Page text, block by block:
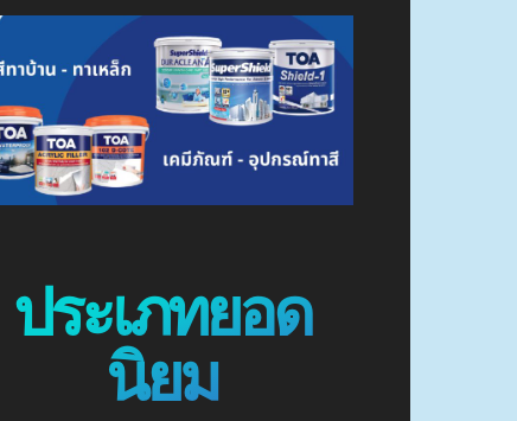
ประเภทยอด
นิยม